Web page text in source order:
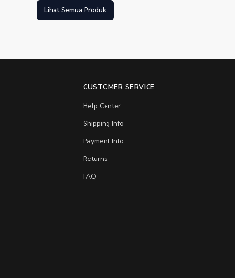
Lihat Semua Produk
CUSTOMER SERVICE
Help Center
Shipping Info
Payment Info
Returns
FAQ